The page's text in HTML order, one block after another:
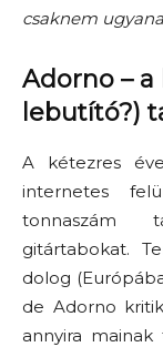
csaknem
Adorno –
lebutító?)
A kétezres
internetes
tonnaszám
gitártabokat.
dolog (
de Adorno
annyira